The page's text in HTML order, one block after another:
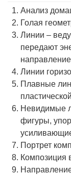
Анализ
Голая
Линии –
передают
Линии
Плавные
Невидимые
фигуры,
Портрет
Композиция